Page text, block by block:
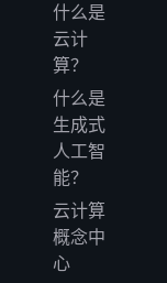
什么是
云计
算？
什么是
生成式
人工智
能？
云计算
概念中
心